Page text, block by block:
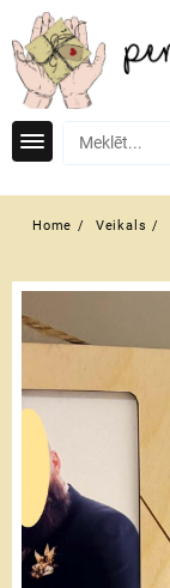
to
content
Home Veikals